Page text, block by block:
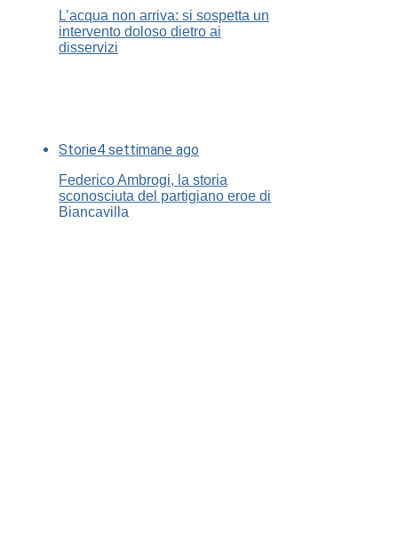
L’acqua non arriva: si sospetta un
intervento doloso dietro ai
disservizi
Storie4 settimane ago
Federico Ambrogi, la storia
sconosciuta del partigiano eroe di
Biancavilla